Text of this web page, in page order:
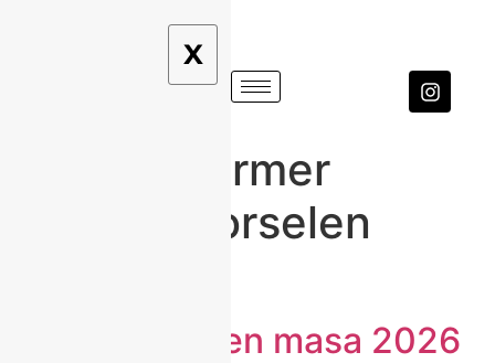
X
mermer
desenli porselen
Trend porselen masa 2026